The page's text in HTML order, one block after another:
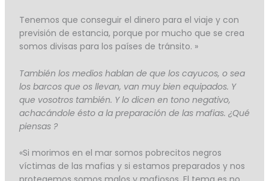
Tenemos que conseguir el dinero para el viaje y con
previsión de estancia, porque por mucho que se crea
somos divisas para los países de tránsito. »
También los medios hablan de que los cayucos, o sea
los barcos que os llevan, van muy bien equipados. Y
que vosotros también. Y lo dicen en tono negativo,
achacándole ésto a la preparación de las mafias. ¿Qué
piensas ?
«Si morimos en el mar somos pobrecitos negros
víctimas de las mafias y si estamos preparados y nos